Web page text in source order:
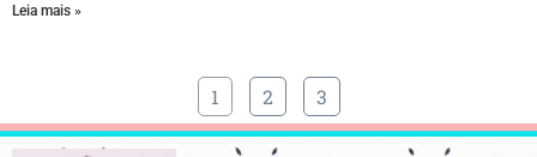
Leia mais »
1 2 3